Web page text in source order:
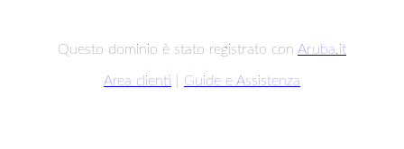
Questo dominio è stato registrato con Aruba.it
Area clienti Guide e Assistenza